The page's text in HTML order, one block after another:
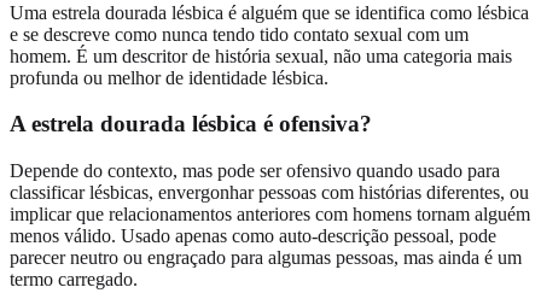
Uma estrela dourada lésbica é alguém que se identifica como lésbica
e se descreve como nunca tendo tido contato sexual com um
homem. É um descritor de história sexual, não uma categoria mais
profunda ou melhor de identidade lésbica.
A estrela dourada lésbica é ofensiva?
Depende do contexto, mas pode ser ofensivo quando usado para
classificar lésbicas, envergonhar pessoas com histórias diferentes, ou
implicar que relacionamentos anteriores com homens tornam alguém
menos válido. Usado apenas como auto-descrição pessoal, pode
parecer neutro ou engraçado para algumas pessoas, mas ainda é um
termo carregado.